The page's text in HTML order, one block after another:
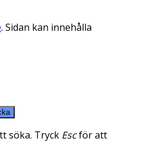
. Sidan kan innehålla
söka. Tryck Escför att